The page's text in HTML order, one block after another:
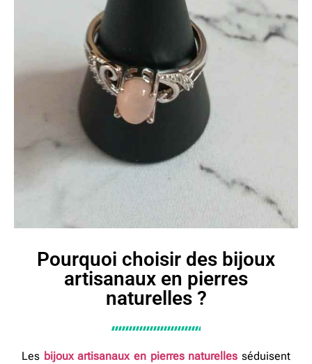
Pourquoi choisir des bijoux
artisanaux en pierres
naturelles ?
Les bijoux artisanaux en pierres naturelles séduisent